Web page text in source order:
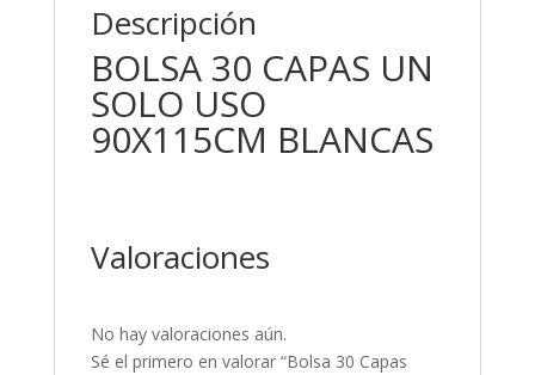
Descripción
BOLSA 30 CAPAS UN
SOLO USO
90X115CM BLANCAS
Valoraciones
No hay valoraciones aún.
Sé el primero en valorar “Bolsa 30 Capas